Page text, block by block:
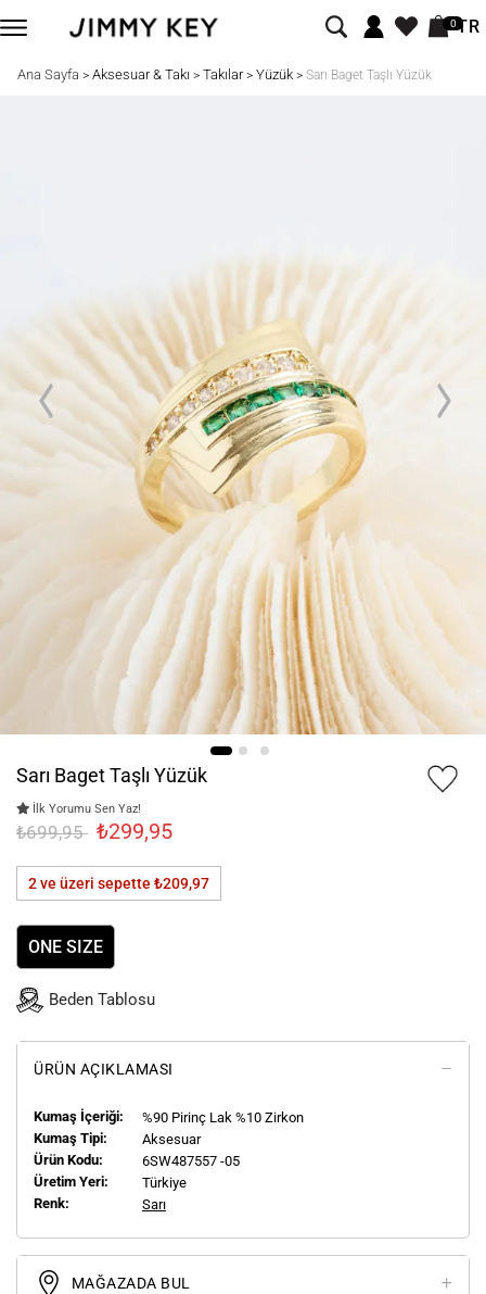
0TR
Ana Sayfa > Aksesuar & Takı > Takılar> Yüzük> Sarı Baget Taşlı Yüzük
Sarı Baget Taşlı Yüzük
İlk Yorumu Sen Yaz!
₺699,95 ₺299,95
2 ve üzeri sepette ₺209,97
ONE SIZE
Beden Tablosu
ÜRÜN AÇIKLAMASI
Kumaş İçeriği:
%90 Pirinç Lak %10 Zirkon
Kumaş Tipi:
Aksesuar
Ürün Kodu:
6SW487557 -05
Üretim Yeri:
Türkiye
Renk:
Sarı
MAĞAZADA BUL